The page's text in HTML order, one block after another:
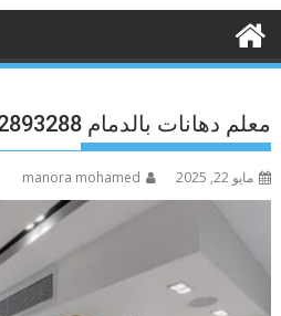
معلم دهانات بالدمام 0502893288
مايو 22, 2025 manora mohamed